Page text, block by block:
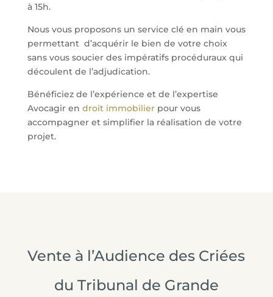
à 15h.
Nous vous proposons un service clé en main vous
permettant d’acquérir le bien de votre choix
sans vous soucier des impératifs procéduraux qui
découlent de l’adjudication.
Bénéficiez de l’expérience et de l’expertise
Avocagir en droit immobilierpour vous
accompagner et simplifier la réalisation de votre
projet.
Vente à l’Audience des Criées
du Tribunal de Grande